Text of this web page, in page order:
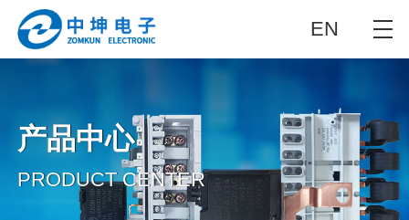
EN
产品中心
PRODUCT CENTER